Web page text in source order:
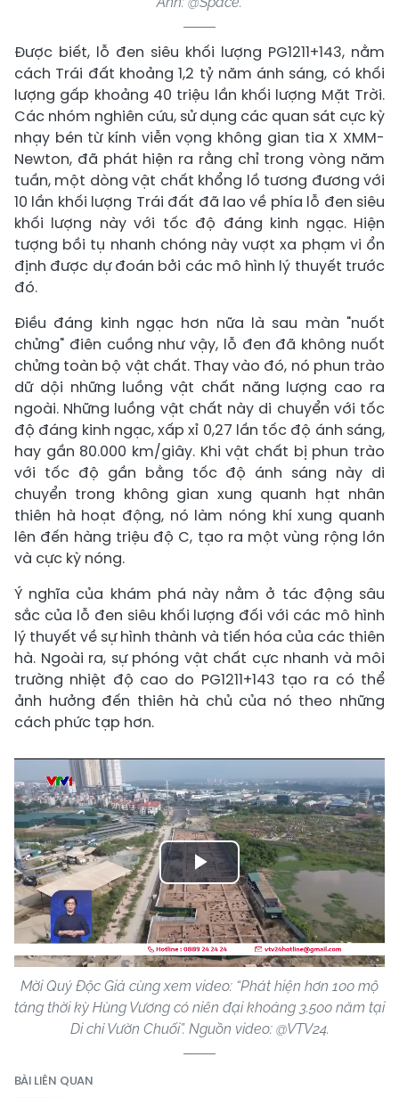
Được biết, lỗ đen siêu khối lượng PG1211+143, nằm
cách Trái đất khoảng 1,2 tỷ năm ánh sáng, có khối
lượng gấp khoảng 40 triệu lần khối lượng Mặt Trời.
Các nhóm nghiên cứu, sử dụng các quan sát cực kỳ
nhạy bén từ kính viễn vọng không gian tia X XMM-
Newton, đã phát hiện ra rằng chỉ trong vòng năm
tuần, một dòng vật chất khổng lồ tương đương với
10 lần khối lượng Trái đất đã lao về phía lỗ đen siêu
khối lượng này với tốc độ đáng kinh ngạc. Hiện
tượng bồi tụ nhanh chóng này vượt xa phạm vi ổn
định được dự đoán bởi các mô hình lý thuyết trước
đó.
Điều đáng kinh ngạc hơn nữa là sau màn "nuốt
chửng" điên cuồng như vậy, lỗ đen đã không nuốt
chửng toàn bộ vật chất. Thay vào đó, nó phun trào
dữ dội những luồng vật chất năng lượng cao ra
ngoài. Những luồng vật chất này di chuyển với tốc
độ đáng kinh ngạc, xấp xỉ 0,27 lần tốc độ ánh sáng,
hay gần 80.000 km/giây. Khi vật chất bị phun trào
với tốc độ gần bằng tốc độ ánh sáng này di
chuyển trong không gian xung quanh hạt nhân
thiên hà hoạt động, nó làm nóng khí xung quanh
lên đến hàng triệu độ C, tạo ra một vùng rộng lớn
và cực kỳ nóng.
Ý nghĩa của khám phá này nằm ở tác động sâu
sắc của lỗ đen siêu khối lượng đối với các mô hình
lý thuyết về sự hình thành và tiến hóa của các thiên
hà. Ngoài ra, sự phóng vật chất cực nhanh và môi
trường nhiệt độ cao do PG1211+143 tạo ra có thể
ảnh hưởng đến thiên hà chủ của nó theo những
cách phức tạp hơn.
Play
Video
Mời Quý Độc Giả cùng xem video: “Phát hiện hơn 100 mộ
táng thời kỳ Hùng Vương có niên đại khoảng 3.500 năm tại
Di chỉ Vườn Chuối”. Nguồn video: @VTV24.
BÀI LIÊN QUAN